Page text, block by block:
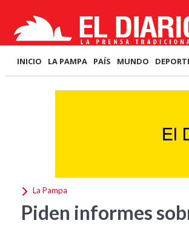
INICIO LA PAMPA PAÍS MUNDO
La Pampa
Piden informes